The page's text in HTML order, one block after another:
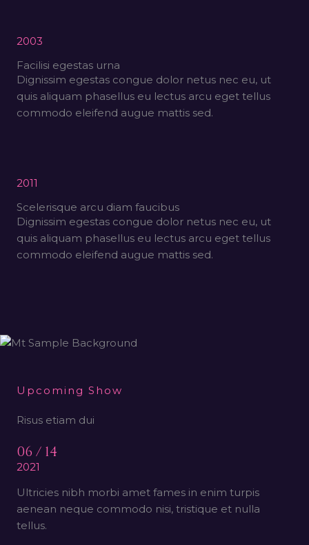
2003
Facilisi egestas urna
Dignissim egestas congue dolor netus nec eu, ut
quis aliquam phasellus eu lectus arcu eget tellus
commodo eleifend augue mattis sed.
2011
Scelerisque arcu diam faucibus
Dignissim egestas congue dolor netus nec eu, ut
quis aliquam phasellus eu lectus arcu eget tellus
commodo eleifend augue mattis sed.
Upcoming Show
Risus etiam dui
Ultricies nibh morbi amet fames in enim turpis
aenean neque commodo nisi, tristique et nulla
tellus.
06 / 14
2021